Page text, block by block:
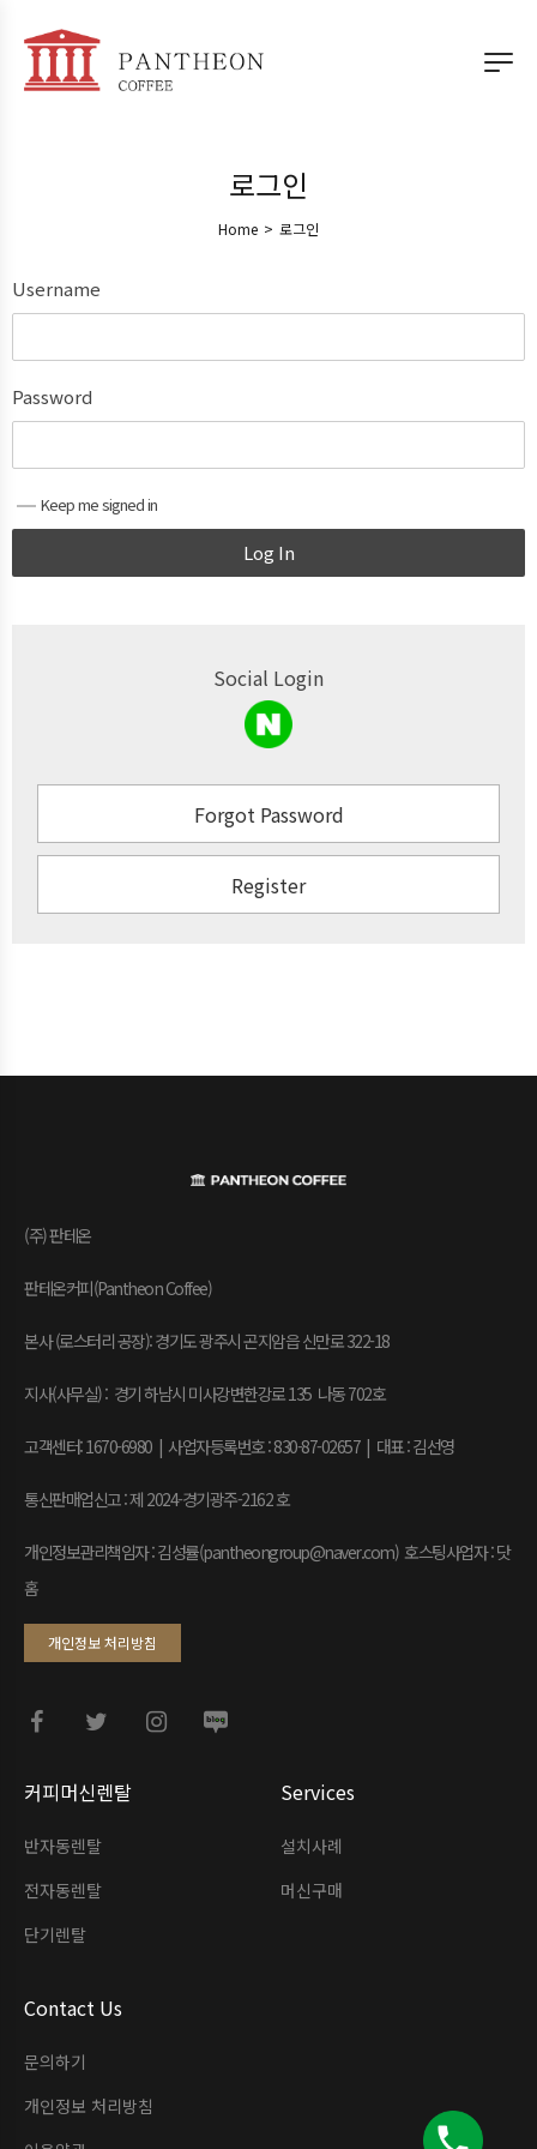
로그인
Home > 로그인
Username
Password
Keep me signed in
Log In
Social Login
Forgot Password
Register
커피머신렌탈
반자동렌탈
전자동렌탈
단기렌탈
Services
설치사례
머신구매
Contact Us
문의하기
개인정보 처리방침
(주) 판테온
판테온커피(Pantheon Coffee)
본사 (로스터리 공장): 경기도 광주시 곤지암읍 신만로 322-18
지사(사무실) : 경기 하남시 미사강변한강로 135 나동 702호
고객센터: 1670-6980 | 사업자등록번호 : 830-87-02657 | 대표 : 김선영
통신판매업신고 : 제 2024-경기광주-2162 호
개인정보관리책임자 : 김성률(pantheongroup@naver.com) 호스팅사업자 : 닷
홈
개인정보 처리방침